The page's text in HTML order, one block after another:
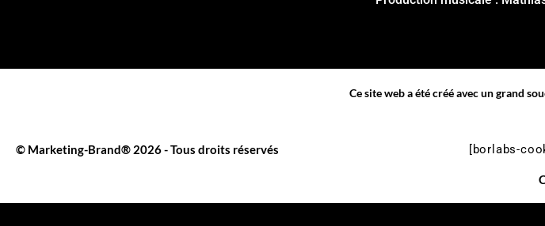
Ce site web a été créé avec un grand
© Marketing-Brand® 2026 - Tous droits réservés
[borlabs-